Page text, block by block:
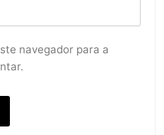
navegador para a